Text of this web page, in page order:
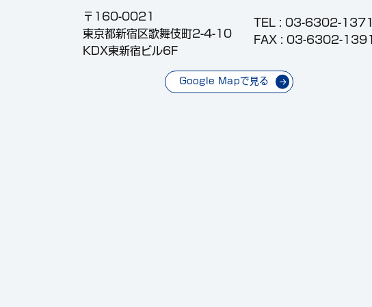
〒160-0021
東京都新宿区歌舞伎町2-4-10
KDX東新宿ビル6F
TEL : 03-6302-1371
FAX : 03-6302-1391
Google Mapで見る